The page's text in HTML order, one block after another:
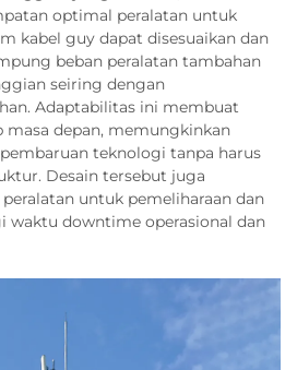
optimal peralatan untuk
kabel guy dapat disesuaikan dan
beban peralatan tambahan
seiring dengan
Adaptabilitas ini membuat
masa depan, memungkinkan
teknologi tanpa harus
Desain tersebut juga
untuk pemeliharaan dan
waktu downtime operasional dan